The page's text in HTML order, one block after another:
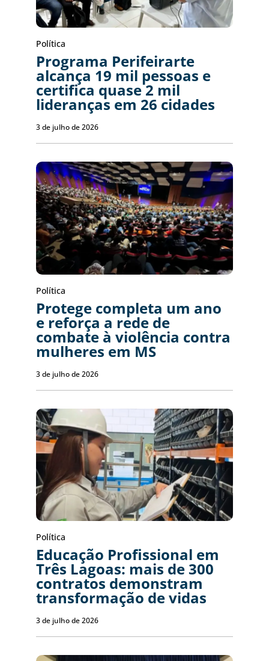
Política
Programa Perifeirarte
alcança 19 mil pessoas e
certifica quase 2 mil
lideranças em 26 cidades
3 de julho de 2026
Política
Protege completa um ano
e reforça a rede de
combate à violência contra
mulheres em MS
3 de julho de 2026
Política
Educação Profissional em
Três Lagoas: mais de 300
contratos demonstram
transformação de vidas
3 de julho de 2026